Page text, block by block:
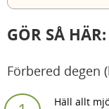
GÖR SÅ HÄR:
Förbered degen
Häll allt